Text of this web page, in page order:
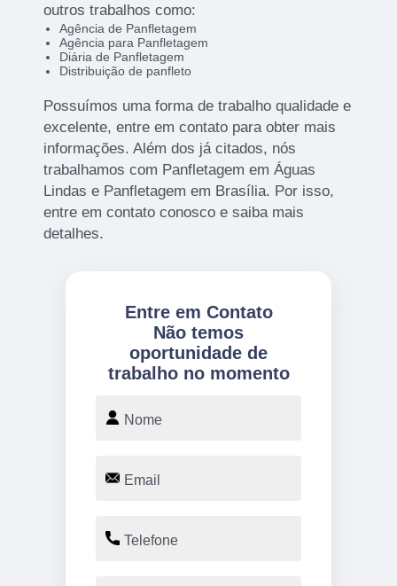
outros trabalhos como:
Agência de Panfletagem
Agência para Panfletagem
Diária de Panfletagem
Distribuição de panfleto
Possuímos uma forma de trabalho qualidade e
excelente, entre em contato para obter mais
informações. Além dos já citados, nós
trabalhamos com Panfletagem em Águas
Lindas e Panfletagem em Brasília. Por isso,
entre em contato conosco e saiba mais
detalhes.
Entre em Contato
Não temos
oportunidade de
trabalho no momento